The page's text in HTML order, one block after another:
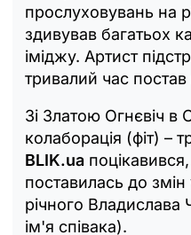
прослуховувань на
здивував багатьох
іміджу. Артист
тривалий час
Зі Златою Огнєвіч в
колаборація (фіт) –
BLIK.ua
поставилась до змін
річного
ім'я співака).